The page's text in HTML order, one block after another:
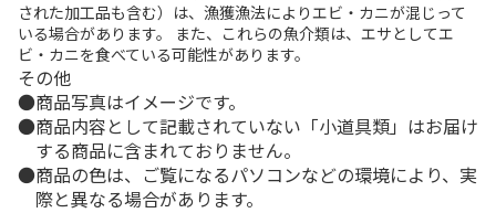
された加工品も含む）は、漁獲漁法によりエビ・カニが混じって
いる場合があります。 また、これらの魚介類は、エサとしてエ
ビ・カニを食べている可能性があります。
その他
商品写真はイメージです。
商品内容として記載されていない「小道具類」はお届け
する商品に含まれておりません。
商品の色は、ご覧になるパソコンなどの環境により、実
際と異なる場合があります。